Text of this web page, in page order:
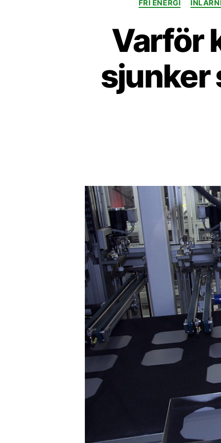
FRI ENERGI
Varför
sjunker